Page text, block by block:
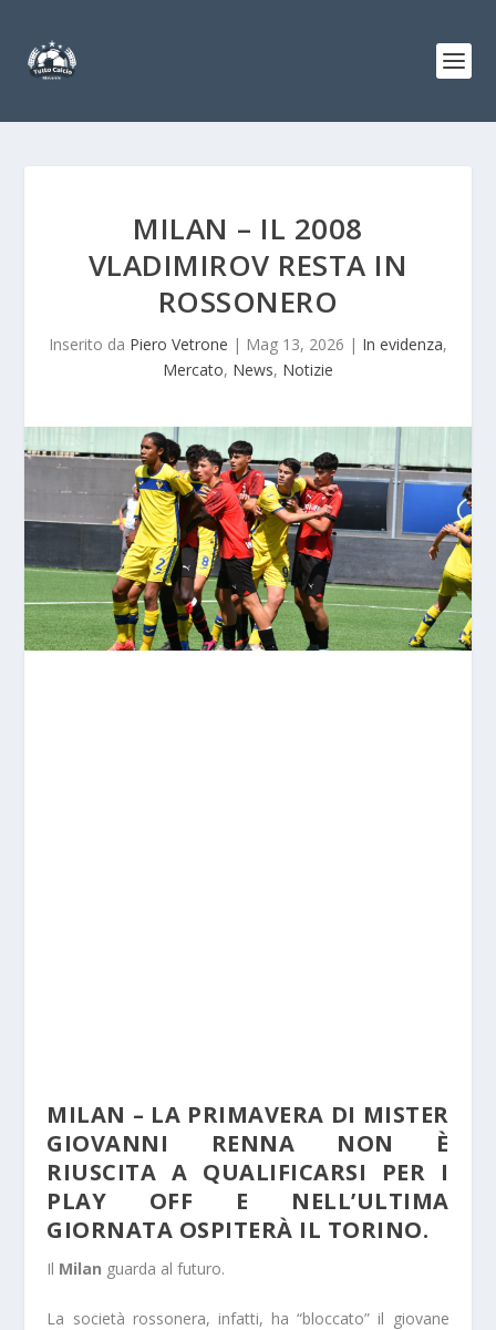
MILAN – IL 2008
VLADIMIROV RESTA IN
ROSSONERO
Inserito da Piero Vetrone | Mag 13, 2026 | In evidenza,
Mercato, News, Notizie
MILAN – LA PRIMAVERA DI MISTER
GIOVANNI RENNA NON È
RIUSCITA A QUALIFICARSI PER I
PLAY OFF E NELL’ULTIMA
GIORNATA OSPITERÀ IL TORINO.
Il Milan guarda al futuro.
La società rossonera, infatti, ha “bloccato” il giovane